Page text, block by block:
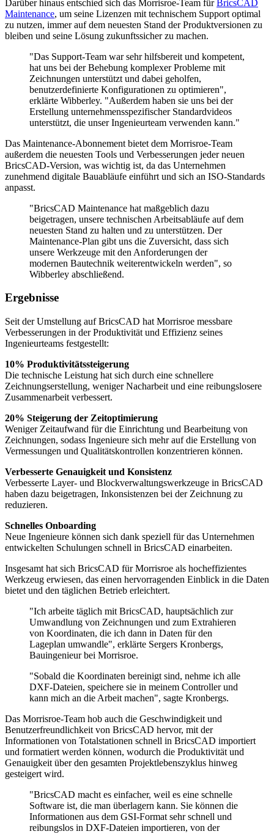
Darüber hinaus entschied sich das Morrisroe-Team für BricsCAD
Maintenance, um seine Lizenzen mit technischem Support optimal
zu nutzen, immer auf dem neuesten Stand der Produktversionen zu
bleiben und seine Lösung zukunftssicher zu machen.
"Das Support-Team war sehr hilfsbereit und kompetent,
hat uns bei der Behebung komplexer Probleme mit
Zeichnungen unterstützt und dabei geholfen,
benutzerdefinierte Konfigurationen zu optimieren",
erklärte Wibberley. "Außerdem haben sie uns bei der
Erstellung unternehmensspezifischer Standardvideos
unterstützt, die unser Ingenieurteam verwenden kann."
Das Maintenance-Abonnement bietet dem Morrisroe-Team
außerdem die neuesten Tools und Verbesserungen jeder neuen
BricsCAD-Version, was wichtig ist, da das Unternehmen
zunehmend digitale Bauabläufe einführt und sich an ISO-Standards
anpasst.
"BricsCAD Maintenance hat maßgeblich dazu
beigetragen, unsere technischen Arbeitsabläufe auf dem
neuesten Stand zu halten und zu unterstützen. Der
Maintenance-Plan gibt uns die Zuversicht, dass sich
unsere Werkzeuge mit den Anforderungen der
modernen Bautechnik weiterentwickeln werden", so
Wibberley abschließend.
Ergebnisse
Seit der Umstellung auf BricsCAD hat Morrisroe messbare
Verbesserungen in der Produktivität und Effizienz seines
Ingenieurteams festgestellt:
10% Produktivitätssteigerung
Die technische Leistung hat sich durch eine schnellere
Zeichnungserstellung, weniger Nacharbeit und eine reibungslosere
Zusammenarbeit verbessert.
20% Steigerung der Zeitoptimierung
Weniger Zeitaufwand für die Einrichtung und Bearbeitung von
Zeichnungen, sodass Ingenieure sich mehr auf die Erstellung von
Vermessungen und Qualitätskontrollen konzentrieren können.
Verbesserte Genauigkeit und Konsistenz
Verbesserte Layer- und Blockverwaltungswerkzeuge in BricsCAD
haben dazu beigetragen, Inkonsistenzen bei der Zeichnung zu
reduzieren.
Schnelles Onboarding
Neue Ingenieure können sich dank speziell für das Unternehmen
entwickelten Schulungen schnell in BricsCAD einarbeiten.
Insgesamt hat sich BricsCAD für Morrisroe als hocheffizientes
Werkzeug erwiesen, das einen hervorragenden Einblick in die Daten
bietet und den täglichen Betrieb erleichtert.
"Ich arbeite täglich mit BricsCAD, hauptsächlich zur
Umwandlung von Zeichnungen und zum Extrahieren
von Koordinaten, die ich dann in Daten für den
Lageplan umwandle", erklärte Sergers Kronbergs,
Bauingenieur bei Morrisroe.
"Sobald die Koordinaten bereinigt sind, nehme ich alle
DXF-Dateien, speichere sie in meinem Controller und
kann mich an die Arbeit machen", sagte Kronbergs.
Das Morrisroe-Team hob auch die Geschwindigkeit und
Benutzerfreundlichkeit von BricsCAD hervor, mit der
Informationen von Totalstationen schnell in BricsCAD importiert
und formatiert werden können, wodurch die Produktivität und
Genauigkeit über den gesamten Projektlebenszyklus hinweg
gesteigert wird.
"BricsCAD macht es einfacher, weil es eine schnelle
Software ist, die man überlagern kann. Sie können die
Informationen aus dem GSI-Format sehr schnell und
reibungslos in DXF-Dateien importieren, von der